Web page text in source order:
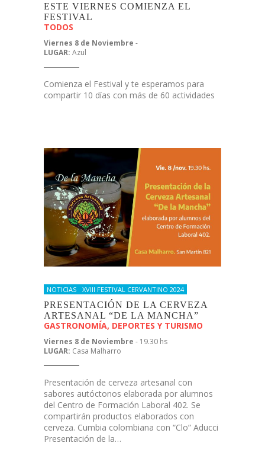
ESTE VIERNES COMIENZA EL
FESTIVAL
TODOS
Viernes 8 de Noviembre -
LUGAR: Azul
Comienza el Festival y te esperamos para
compartir 10 días con más de 60 actividades
NOTICIAS XVIII FESTIVAL CERVANTINO 2024
PRESENTACIÓN DE LA CERVEZA
ARTESANAL “DE LA MANCHA”
GASTRONOMÍA, DEPORTES Y TURISMO
Viernes 8 de Noviembre - 19.30 hs
LUGAR: Casa Malharro
Presentación de cerveza artesanal con
sabores autóctonos elaborada por alumnos
del Centro de Formación Laboral 402. Se
compartirán productos elaborados con
cerveza. Cumbia colombiana con “Clo” Aducci
Presentación de la…